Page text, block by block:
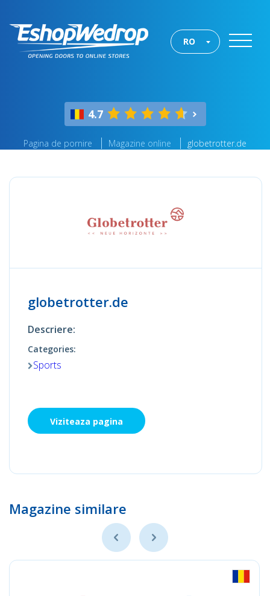
RO
4.7
Pagina de pornire Magazine online globetrotter.de
globetrotter.de
Descriere:
Categories:
Sports
Viziteaza pagina
Magazine similare